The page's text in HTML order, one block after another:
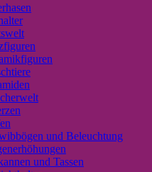
und Beleuchtung
und Tassen